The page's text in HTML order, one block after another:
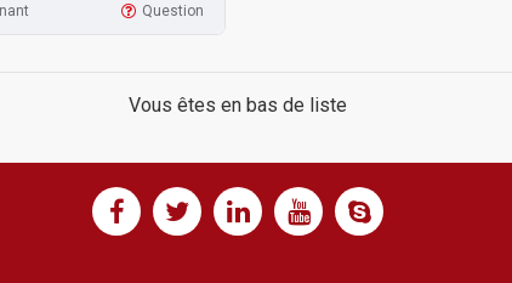
Question
Vous êtes en bas de liste